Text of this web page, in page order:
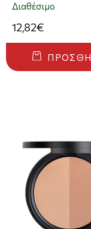
Διαθέσιμο
12,82€